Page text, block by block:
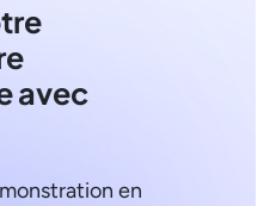
avec
en